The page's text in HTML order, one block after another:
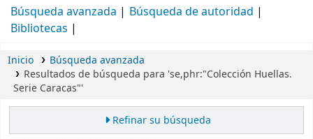
Búsqueda avanzada
Búsqueda de autoridad
Bibliotecas
Inicio
Búsqueda avanzada
Resultados de búsqueda para 'se,phr:"Colección Huellas.
Serie Caracas"'
Refinar su búsqueda